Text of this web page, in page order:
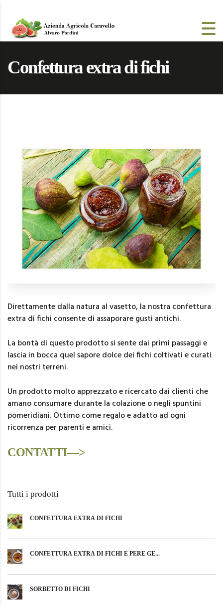
Confettura extra di fichi
Direttamente dalla natura al vasetto, la nostra confettura
extra di fichi consente di assaporare gusti antichi.
La bontà di questo prodotto si sente dai primi passaggi e
lascia in bocca quel sapore dolce dei fichi coltivati e curati
nei nostri terreni.
Un prodotto molto apprezzato e ricercato dai clienti che
amano consumare durante la colazione o negli spuntini
pomeridiani. Ottimo come regalo e adatto ad ogni
ricorrenza per parenti e amici.
CONTATTI—>
Tutti i prodotti
CONFETTURA EXTRA DI FICHI
CONFETTURA EXTRA DI FICHI E PERE GE...
SORBETTO DI FICHI